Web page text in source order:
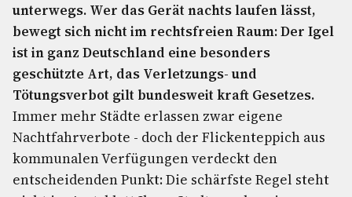
unterwegs. Wer das Gerät nachts laufen lässt,
bewegt sich nicht im rechtsfreien Raum: Der Igel
ist in ganz Deutschland eine besonders
geschützte Art, das Verletzungs- und
Tötungsverbot gilt bundesweit kraft Gesetzes.
Immer mehr Städte erlassen zwar eigene
Nachtfahrverbote - doch der Flickenteppich aus
kommunalen Verfügungen verdeckt den
entscheidenden Punkt: Die schärfste Regel steht